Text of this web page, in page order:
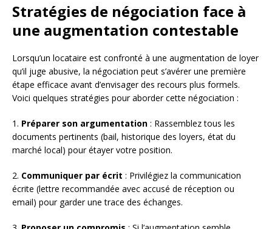
Stratégies de négociation face à
une augmentation contestable
Lorsqu’un locataire est confronté à une augmentation de loyer
qu’il juge abusive, la négociation peut s’avérer une première
étape efficace avant d’envisager des recours plus formels.
Voici quelques stratégies pour aborder cette négociation :
1. Préparer son argumentation : Rassemblez tous les
documents pertinents (bail, historique des loyers, état du
marché local) pour étayer votre position.
2. Communiquer par écrit : Privilégiez la communication
écrite (lettre recommandée avec accusé de réception ou
email) pour garder une trace des échanges.